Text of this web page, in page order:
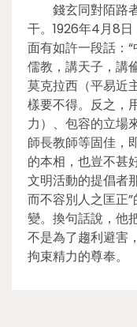
錢玄同對陌路
干。1926年4月8
面有如許一段話：
儒教，講天子，講
莫克拉西（平易近
樣要不得。反之，
力）、包容的立場
師長教師等固佳，
的本相，也豈不甚
文明活動的提倡者
而不容別人之匡正
變。換句話說，他
不是為了趨利避害
拘束精力的尊奉。